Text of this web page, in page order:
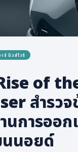
าร์ นิวส์ไวร์
of
สำรวจ
นการออ
นอยด์